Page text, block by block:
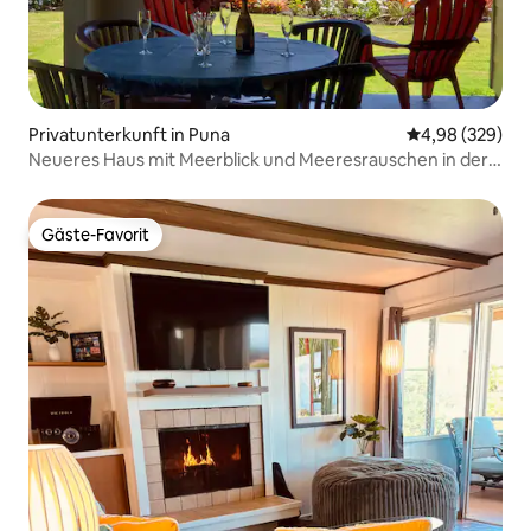
Privatunterkunft in Puna
4,98 (329)
Neueres Haus mit Meerblick und Meeresrauschen in der
Gäste-Favorit
Gäste-Favorit